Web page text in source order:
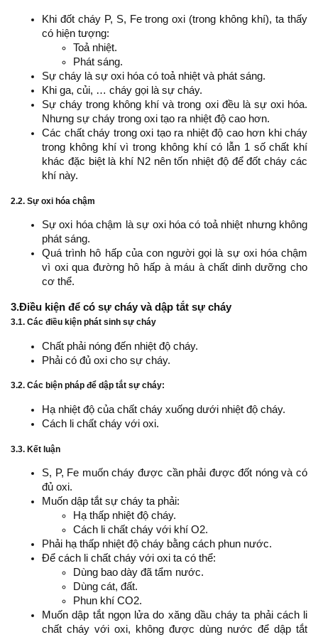
Khi đốt cháy P, S, Fe trong oxi (trong không khí), ta thấy
có hiện tượng:
Toả nhiệt.
Phát sáng.
Sự cháy là sự oxi hóa có toả nhiệt và phát sáng.
Khi ga, củi, … cháy gọi là sự cháy.
Sự cháy trong không khí và trong oxi đều là sự oxi hóa.
Nhưng sự cháy trong oxi tạo ra nhiệt độ cao hơn.
Các chất cháy trong oxi tạo ra nhiệt độ cao hơn khi cháy
trong không khí vì trong không khí có lẫn 1 số chất khí
khác đặc biệt là khí N2 nên tốn nhiệt độ để đốt cháy các
khí này.
2.2. Sự oxi hóa chậm
Sự oxi hóa chậm là sự oxi hóa có toả nhiệt nhưng không
phát sáng.
Quá trình hô hấp của con người gọi là sự oxi hóa chậm
vì oxi qua đường hô hấp à máu à chất dinh dưỡng cho
cơ thể.
3.Điều kiện để có sự cháy và dập tắt sự cháy
3.1. Các điều kiện phát sinh sự cháy
Chất phải nóng đến nhiệt độ cháy.
Phải có đủ oxi cho sự cháy.
3.2. Các biện pháp để dập tắt sự cháy:
Hạ nhiệt độ của chất cháy xuống dưới nhiệt độ cháy.
Cách li chất cháy với oxi.
3.3. Kết luận
S, P, Fe muốn cháy được cần phải được đốt nóng và có
đủ oxi.
Muốn dập tắt sự cháy ta phải:
Hạ thấp nhiệt độ cháy.
Cách li chất cháy với khí O2.
Phải hạ thấp nhiệt độ cháy bằng cách phun nước.
Để cách li chất cháy với oxi ta có thể:
Dùng bao dày đã tẩm nước.
Dùng cát, đất.
Phun khí CO2.
Muốn dập tắt ngọn lửa do xăng dầu cháy ta phải cách li
chất cháy với oxi, không được dùng nước để dập tắt